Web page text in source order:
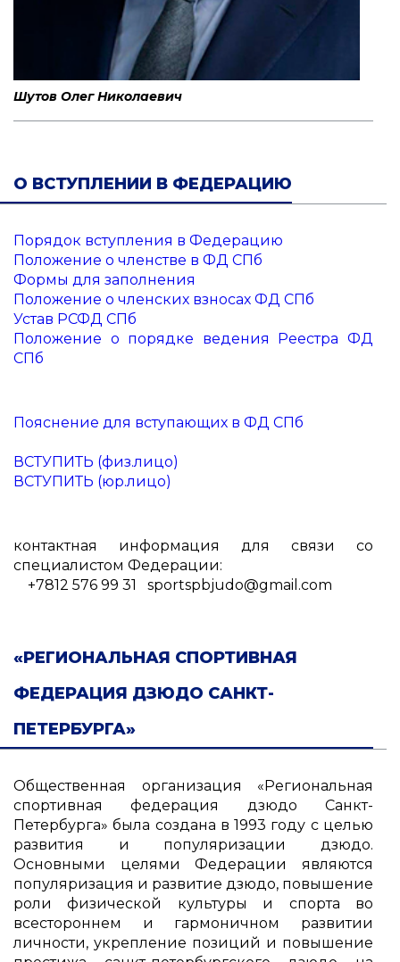
Шутов Олег Николаевич
О ВСТУПЛЕНИИ В ФЕДЕРАЦИЮ
Порядок вступления в Федерацию
Положение о членстве в ФД СПб
Формы для заполнения
Положение о членских взносах ФД СПб
Устав РСФД СПб
Положение о порядке ведения Реестра ФД
СПб
Пояснение для вступающих в ФД СПб
ВСТУПИТЬ (физ.лицо)
ВСТУПИТЬ (юр.лицо)
контактная информация для связи со
специалистом Федерации:
+7812 576 99 31 sportspbjudo@gmail.com
«РЕГИОНАЛЬНАЯ СПОРТИВНАЯ
ФЕДЕРАЦИЯ ДЗЮДО САНКТ-
ПЕТЕРБУРГА»
Общественная организация «Региональная
спортивная федерация дзюдо Санкт-
Петербурга» была создана в 1993 году с целью
развития и популяризации дзюдо.
Основными целями Федерации являются
популяризация и развитие дзюдо, повышение
роли физической культуры и спорта во
всестороннем и гармоничном развитии
личности, укрепление позиций и повышение